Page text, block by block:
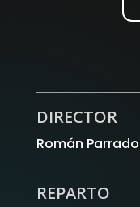
DIRECTOR
Román Parrado
REPARTO